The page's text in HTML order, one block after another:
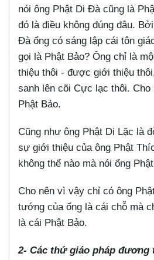
nói ông Phật Di Đà cũng là
đó là điều không đúng đâu.
Đà ổng có sáng lập cái tôn
gọi là Phật Bảo? Ông chỉ là
thiệu thôi - được giới thiệu
sanh lên cõi Cực lạc thôi. Cho
Phật Bảo.
Cũng như ông Phật Di Lặc là
sự giới thiệu của ông Phật
không thể nào mà nói ổng
Cho nên vì vậy chỉ có ông
tướng của ổng là cái chỗ mà
là cái Phật Bảo.
2- Các thứ giáo pháp